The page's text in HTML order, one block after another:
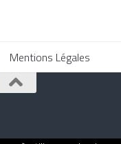
Mentions Légales